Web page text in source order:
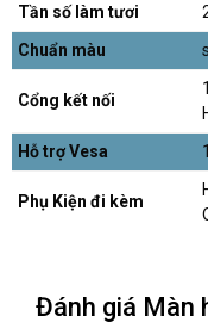
Tần số làm tươi
Chuẩn màu
Cổng kết nối
Hỗ trợ Vesa
Phụ Kiện đi kèm
Đánh giá Màn